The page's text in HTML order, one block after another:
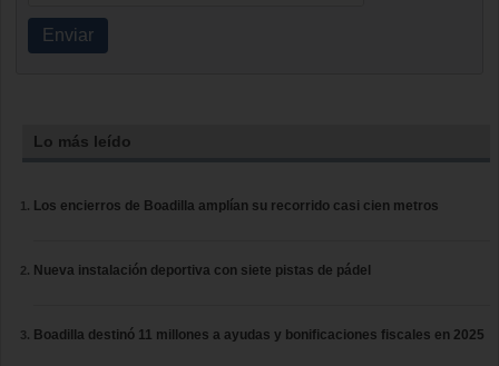
Enviar
Lo más leído
Los encierros de Boadilla amplían su recorrido casi cien metros
Nueva instalación deportiva con siete pistas de pádel
Boadilla destinó 11 millones a ayudas y bonificaciones fiscales en 2025